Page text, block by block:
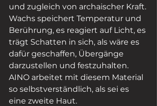
und zugleich von archaischer Kraft.
Wachs speichert Temperatur und
Berührung, es reagiert auf Licht, es
trägt Schatten in sich, als wäre es
dafür geschaffen, Übergänge
darzustellen und festzuhalten.
AINO arbeitet mit diesem Material
so selbstverständlich, als sei es
eine zweite Haut.